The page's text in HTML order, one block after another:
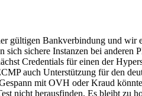
gültigen Bankverbindung und
sichere Instanzen bei
Credentials für einen der
auch Unterstützung für den
mit OVH oder Kraud
nicht herausfinden. Es bleibt zu